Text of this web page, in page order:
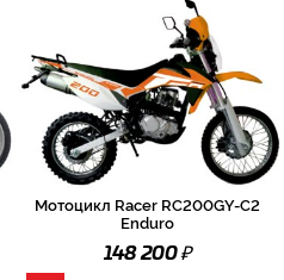
Мотоцикл Racer RC200GY-C2
Enduro
148 200₽